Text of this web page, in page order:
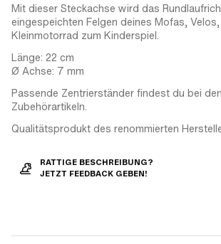
Mit dieser Steckachse wird das
eingespeichten Felgen deines Mofas,
Kleinmotorrad zum Kinderspiel.
Länge: 22 cm
Ø Achse: 7 mm
Passende Zentrierständer findest du bei den
Zubehörartikeln.
Qualitätsprodukt des renommierten
RATTIGE BESCHREIBUNG?
JETZT FEEDBACK GEBEN!